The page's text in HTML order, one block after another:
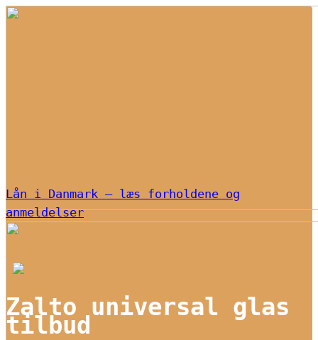
Lån i Danmark – læs forholdene og
anmeldelser
Zalto universal glas
tilbud